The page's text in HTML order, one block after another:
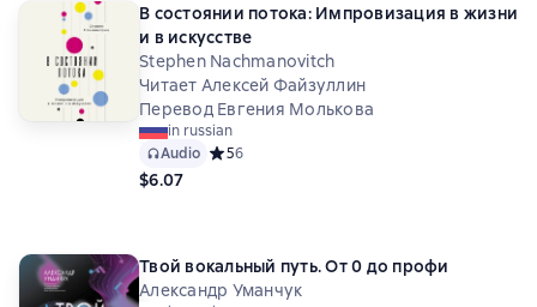
В состоянии потока: Импровизация в жизни
и в искусстве
Stephen Nachmanovitch
Читает Алексей Файзуллин
Перевод Евгения Молькова
in russian
Audio Средний рейтинг 5 на основе 6 оценок
56
$6.07
Твой вокальный путь. От 0 до профи
Александр Уманчук